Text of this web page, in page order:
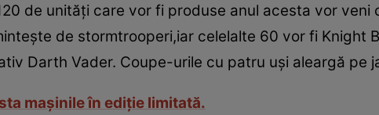
de unităţi care vor fi produse anul acesta vor veni
de stormtrooperi,iar celelalte 60 vor fi Knight
Darth Vader. Coupe-urile cu patru uşi aleargă pe
maşinile în ediţie limitată.